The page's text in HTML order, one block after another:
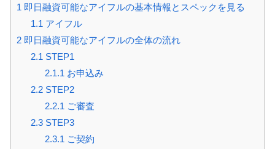
1 即日融資可能なアイフルの基本情報とスペックを見る
1.1 アイフル
2 即日融資可能なアイフルの全体の流れ
2.1 STEP1
2.1.1 お申込み
2.2STEP2
2.2.1 ご審査
2.3STEP3
2.3.1 ご契約